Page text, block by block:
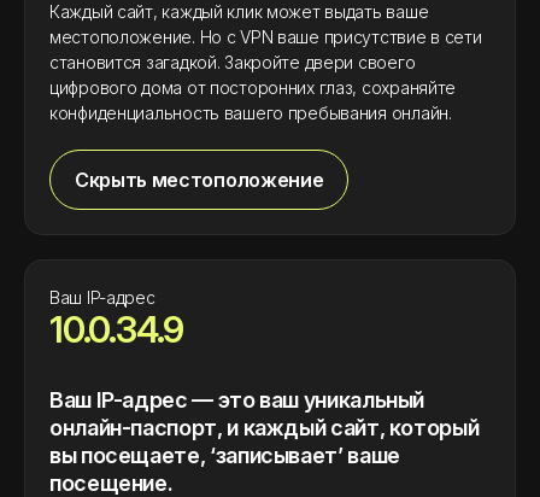
Каждый сайт, каждый клик может выдать ваше
местоположение. Но с VPN ваше присутствие в сети
становится загадкой. Закройте двери своего
цифрового дома от посторонних глаз, сохраняйте
конфиденциальность вашего пребывания онлайн.
Скрыть местоположение
Ваш IP-адрес
10.0.34.9
Ваш IP-адрес — это ваш уникальный
онлайн-паспорт, и каждый сайт, который
вы посещаете, ‘записывает’ ваше
посещение.